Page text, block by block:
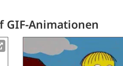
GIF-Animationen